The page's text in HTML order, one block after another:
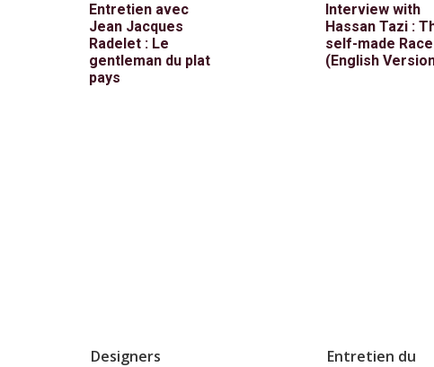
Entretien avec
Jean Jacques
Radelet : Le
gentleman du plat
pays
Interview with
Hassan Tazi :
self-made
(English
Designers
Entretien du